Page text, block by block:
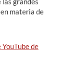
materia de
YouTube de